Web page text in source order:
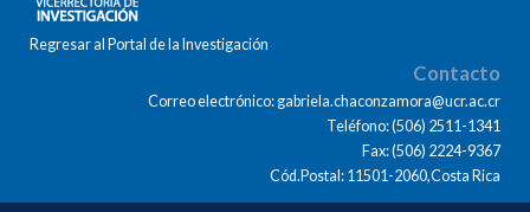
Regresar al Portal de la Investigación
Contacto
Correo electrónico: gabriela.chaconzamora@ucr.ac.cr
Teléfono: (506) 2511-1341
Fax: (506) 2224-9367
Cód.Postal: 11501-2060,Costa Rica